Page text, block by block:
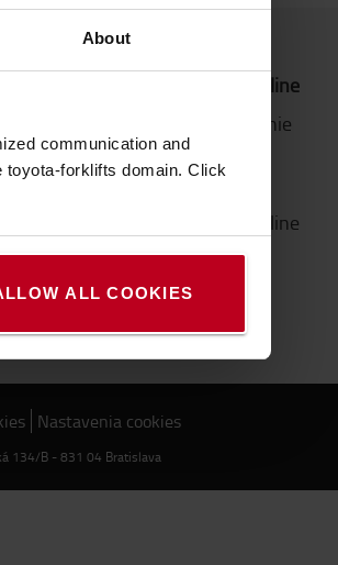
About
communication and
forklifts domain. Click
ALL COOKIES
Ako nakupovať online
Preprava a doručenie
Platba
Ako nakupovať online
Nastavenia cookies
134/B - 831 04 Bratislava